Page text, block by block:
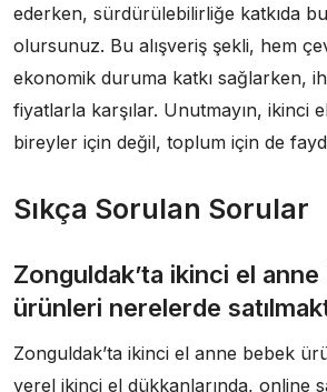
ederken, sürdürülebilirliğe katkıda
olursunuz. Bu alışveriş şekli, hem
ekonomik duruma katkı sağlarken,
fiyatlarla karşılar. Unutmayın, ikinci
bireyler için değil, toplum için de
Sıkça Sorulan Sorular
Zonguldak’ta ikinci el
ürünleri nerelerde
Zonguldak’ta ikinci el anne bebek
yerel ikinci el dükkanlarında, online